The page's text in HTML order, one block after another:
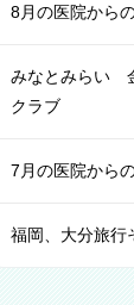
8月の医院から
みなとみらい
クラブ
7月の医院から
福岡、大分旅行